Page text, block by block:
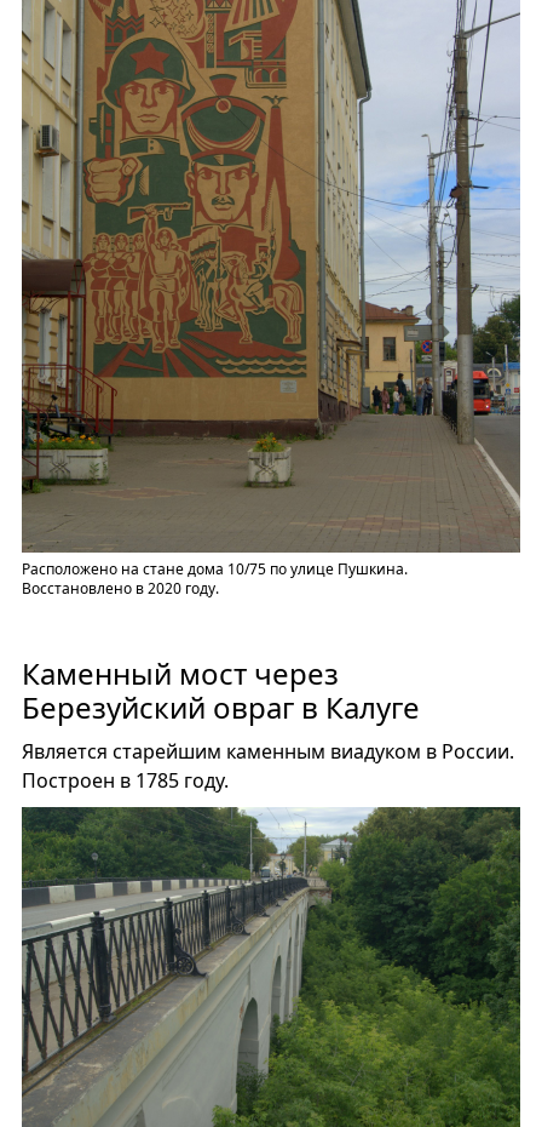
Расположено на стане дома 10/75 по улице Пушкина.
Восстановлено в 2020 году.
Каменный мост через
Березуйский овраг в Калуге
Является старейшим каменным виадуком в России.
Построен в 1785 году.